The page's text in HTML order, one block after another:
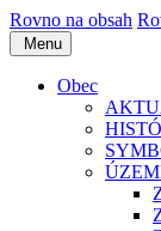
Rovno na obsah
Menu
Obec